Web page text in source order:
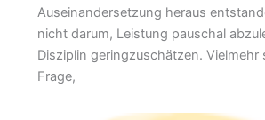
Auseinandersetzung heraus
nicht darum, Leistung pauschal
Disziplin geringzuschätzen. Vielmehr
Frage,